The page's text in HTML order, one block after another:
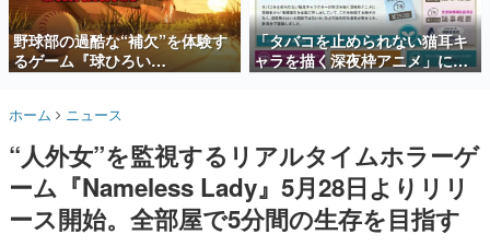
殿堂入り記事
SNS拡散数が数千以上！ ページビュー数万以上！ などな
ど。多くの人々に読まれた、電ファミ渾身の“殿堂入り”記
事をまとめました。
名作ゲームクリエイターの方々に製作時のエピソードをお
きます。
赫本
この物語を解いてはいけない。『赫本』は、〈試験問題〉
の形をした短編ホラー小説集です。
野球部の過酷な“補欠”を体験す
るゲーム『球ひろい
Simulator』が「1件」のウィッ
対応しSNSで話題に。『キング
ダム・カム』開発元やチェコの
プロ野球選手から称賛の声
「タバコを止められない猫耳キ
ャラを描く深夜枠アニメ」に視
聴者の一部から批判意見。違法
ホーム ニュース
“人外女”を監視するリアルタイムホラーゲ
ーム『Nameless Lady』5月28日よりリリ
ース開始。全部屋で5分間の生存を目指す